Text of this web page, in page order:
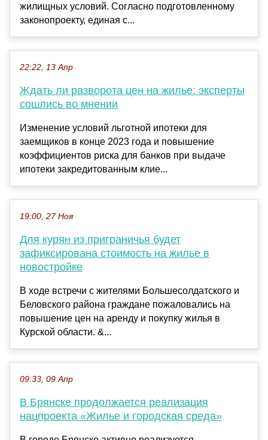
жилищных условий. Согласно подготовленному
законопроекту, единая с...
22:22, 13 Апр
Ждать ли разворота цен на жилье: эксперты
сошлись во мнении
Изменение условий льготной ипотеки для
заемщиков в конце 2023 года и повышение
коэффициентов риска для банков при выдаче
ипотеки закредитованным клие...
19:00, 27 Ноя
Для курян из приграничья будет
зафиксирована стоимость на жилье в
новостройке
В ходе встречи с жителями Большесолдатского и
Беловского района граждане пожаловались на
повышение цен на аренду и покупку жилья в
Курской области. &...
09:33, 09 Апр
В Брянске продолжается реализация
нацпроекта «Жилье и городская среда»